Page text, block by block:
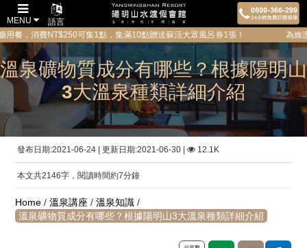
語言
MENU
可集1點，集滿10點贈送蘇活大眾風呂券1張！ 為維護所有貴賓的隱私與
溫泉礦物質成分有哪些？根據陽明山
3大溫泉種類詳細介紹
發布日期:2021-06-24 | 更新日期:2021-06-30 | 12.1K
本文共2146字，閱讀時間約7分鐘
Home /溫泉講座 /溫泉知識 /
溫泉礦物質成分有哪些？根據陽明山3大溫泉種類詳細介紹